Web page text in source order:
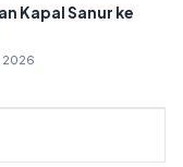
Kapal Sanur ke